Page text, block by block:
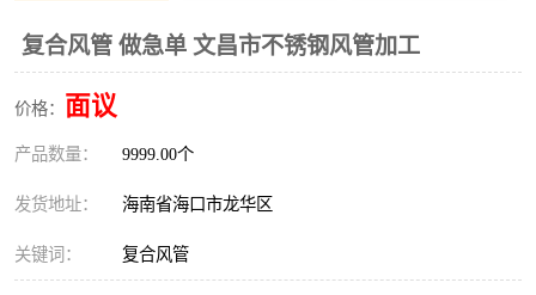
复合风管 做急单 文昌市不锈钢风管加工
价格： 面议
产品数量： 9999.00个
发货地址： 海南省海口市龙华区
关键词： 复合风管